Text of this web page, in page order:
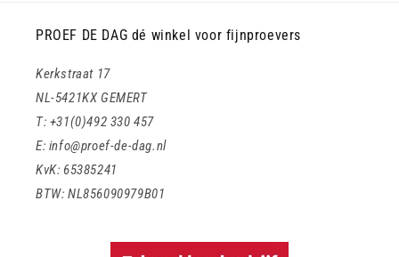
PROEF DE DAG dé winkel voor fijnproevers
Kerkstraat 17
NL-5421KX GEMERT
T: +31(0)492 330 457
E: info@proef-de-dag.nl
KvK: 65385241
BTW: NL856090979B01